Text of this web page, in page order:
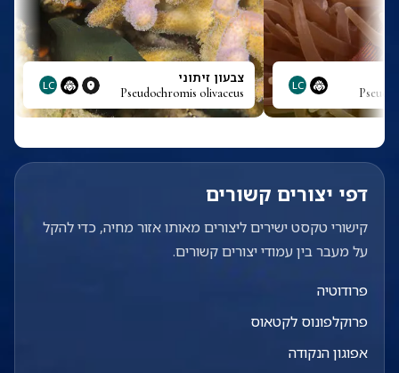
LC צבעון זיתוני
Pseudochromis olivaceus
LC
דפי יצורים קשורים
קישורי טקסט ישירים ליצורים מאותו אזור מחיה, כדי להקל
על מעבר בין עמודי יצורים קשורים.
פרודוטיה
פרוקלפונוס לקטאוס
אפוגון הנקודה